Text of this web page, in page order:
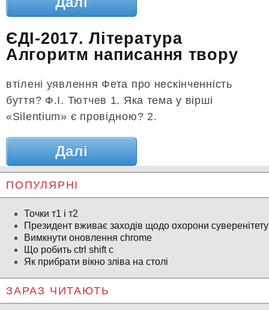
ЄДІ-2017. Література
Алгоритм написання твору
втілені уявлення Фета про нескінченність
буття? Ф.І. Тютчев 1. Яка тема у вірші
«Silentium» є провідною? 2.
Далі
ПОПУЛЯРНІ
Точки т1 і т2
Президент вживає заходів щодо охорони суверенітету
Вимкнути оновлення chrome
Що робить ctrl shift c
Як прибрати вікно зліва на столі
ЗАРАЗ ЧИТАЮТЬ